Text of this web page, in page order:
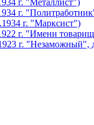
г.
г. "Марксист")
г. "Имени
г. "Незаможный",